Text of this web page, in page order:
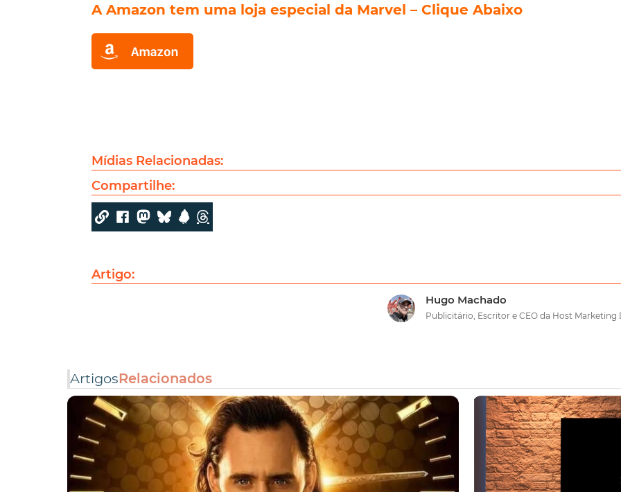
A Amazon tem uma loja especial da Marvel – Clique Abaixo
Mídias Relacionadas:
Compartilhe:
Artigo:
Hugo Machado
Publicitário, Escritor e CEO da Host Marketing
ArtigosRelacionados